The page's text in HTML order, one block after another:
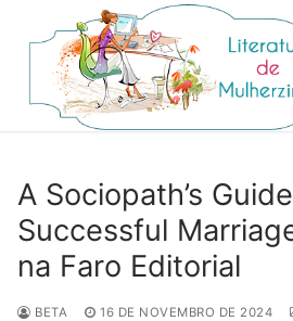
para
conteúdo
A Sociopath’s
Successful
na Faro Editorial
BETA 16 DE NOVEMBRO DE 2024